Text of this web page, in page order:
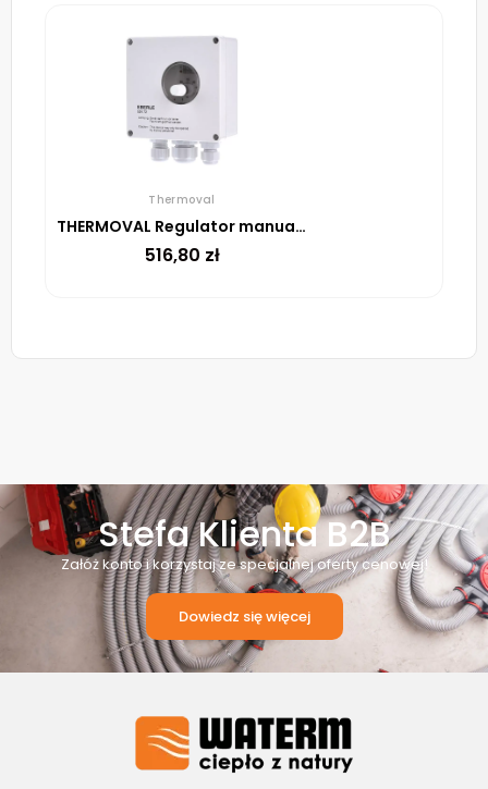
Thermoval
THERMOVAL Regulator manualny UTR 20
516,80 zł
Stefa Klienta B2B
Załóż konto i korzystaj ze specjalnej oferty cenowej!
Dowiedz się więcej